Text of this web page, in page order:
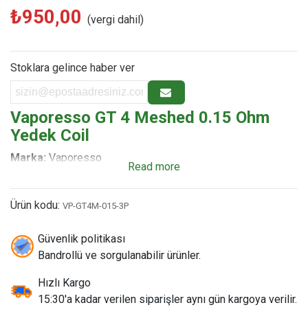
₺950,00 (vergi dahil)
Stoklara gelince haber ver
Vaporesso GT 4 Meshed 0.15 Ohm
Yedek Coil
Marka: Vaporesso
Yedek Coil (Atomizör Kafası)
Direnç / Ohm Değeri:0.15 Ohm GT4 Meshed (Çift Örgü
Bobin / DTL - Doğrudan Ciğer Çekimi)
Performans:60W - 70W)
Paket İçeriği:3 Adet / Kutu
Tank, NRG SE Tank,
Baby/XT Tank,SKRR-S Tank,Revenger Kit,Revenger X
Read more
Ürün kodu: VP-GT4M-015-3P
Güvenlik politikası
Bandrollü ve sorgulanabilir ürünler.
Hızlı Kargo
15:30'a kadar verilen siparişler aynı gün kargoya verilir.